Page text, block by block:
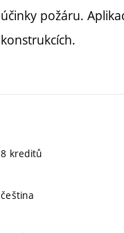
účinky požáru.
konstrukcích.
8 kreditů
čeština